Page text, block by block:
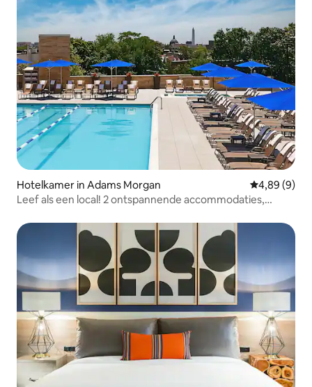
Hotelkamer in Adams Morgan Gemiddelde
4,89 (9)
Leef als een local! 2 ontspannende accommodaties,